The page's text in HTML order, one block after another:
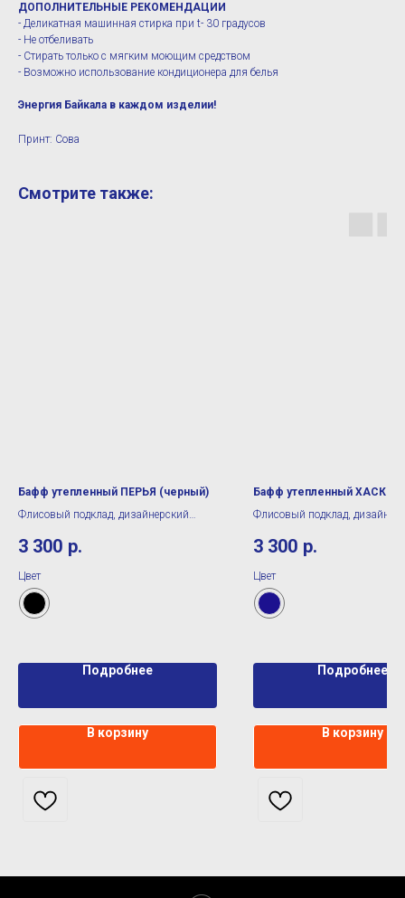
ДОПОЛНИТЕЛЬНЫЕ РЕКОМЕНДАЦИИ
- Деликатная машинная стирка при t- 30 градусов
- Не отбеливать
- Стирать только с мягким моющим средством
- Возможно использование кондиционера для белья
Энергия Байкала в каждом изделии!
Принт: Сова
Смотрите также:
Бафф утепленный ПЕРЬЯ (черный)
Флисовый подклад, дизайнерский
3 300 р.
Цвет
Подробнее
В корзину
Бафф утепленный ХАСКИ
Флисовый подклад,
3 300 р.
Цвет
Подробнее
В корзину